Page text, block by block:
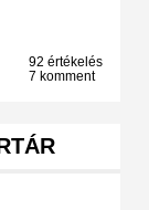
92 értékelés
7 komment